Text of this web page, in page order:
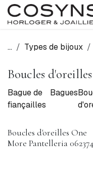
SE RENDRE AU CONTENU
... Types de bijoux
Boucles d'oreilles
Bague de
fiançailles
Bagues
Boucles d'oreilles One
More Pantelleria